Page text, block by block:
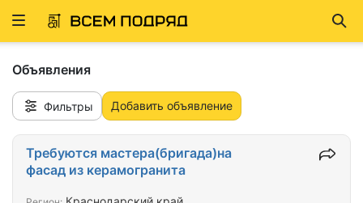
Развернуть
Объявления
Фильтры Добавить объявление
Требуются мастера(бригада)на
фасад из керамогранита